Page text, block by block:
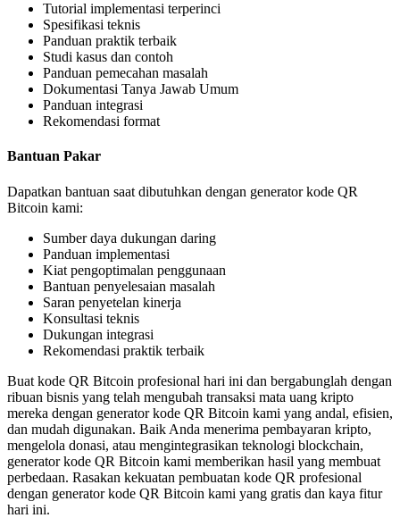
Tutorial implementasi terperinci
Spesifikasi teknis
Panduan praktik terbaik
Studi kasus dan contoh
Panduan pemecahan masalah
Dokumentasi Tanya Jawab Umum
Panduan integrasi
Rekomendasi format
Bantuan Pakar
Dapatkan bantuan saat dibutuhkan dengan generator kode QR
Bitcoin kami:
Sumber daya dukungan daring
Panduan implementasi
Kiat pengoptimalan penggunaan
Bantuan penyelesaian masalah
Saran penyetelan kinerja
Konsultasi teknis
Dukungan integrasi
Rekomendasi praktik terbaik
Buat kode QR Bitcoin profesional hari ini dan bergabunglah dengan
ribuan bisnis yang telah mengubah transaksi mata uang kripto
mereka dengan generator kode QR Bitcoin kami yang andal, efisien,
dan mudah digunakan. Baik Anda menerima pembayaran kripto,
mengelola donasi, atau mengintegrasikan teknologi blockchain,
generator kode QR Bitcoin kami memberikan hasil yang membuat
perbedaan. Rasakan kekuatan pembuatan kode QR profesional
dengan generator kode QR Bitcoin kami yang gratis dan kaya fitur
hari ini.